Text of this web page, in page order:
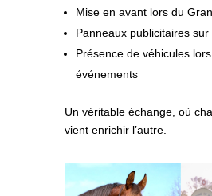
Mise en avant lors du
Panneaux publicitaires sur
Présence de véhicules
événements
Un véritable échange, où
vient enrichir l’autre.